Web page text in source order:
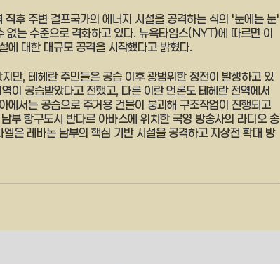
후 주변 걸프국가의 에너지 시설을 공격하는 식의 '눈에는 눈'
는 수준으로 격화하고 있다. 뉴욕타임스(NYT)에 따르면 이
에 대한 대규모 공격을 시작했다고 밝혔다.
만, 테헤란 주민들은 공습 이후 광범위한 정전이 발생하고 있
이 공습받았다고 전했고, 다른 이란 언론도 테헤란 전역에서
에서는 공습으로 주거용 건물이 붕괴해 구조작업이 진행되고
부 항구도시 반다르 아바스에 위치한 국영 방송사의 라디오 송
은 레바논 남부의 핵심 기반 시설을 공격하고 지상전 확대 방